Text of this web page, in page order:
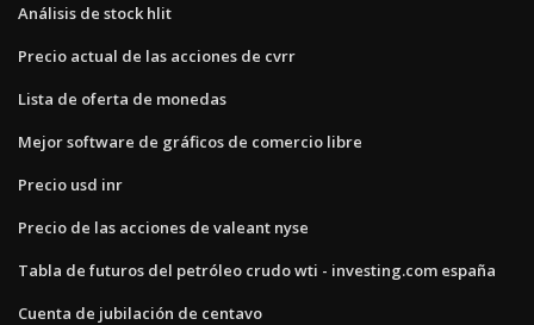
Análisis de stock hlit
Precio actual de las acciones de cvrr
Lista de oferta de monedas
Mejor software de gráficos de comercio libre
Precio usd inr
Precio de las acciones de valeant nyse
Tabla de futuros del petróleo crudo wti - investing.com españa
Cuenta de jubilación de centavo